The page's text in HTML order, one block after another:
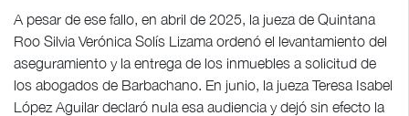
A pesar de ese fallo, en abril de 2025, la jueza de Quintana
Roo Silvia Verónica Solís Lizama ordenó el levantamiento del
aseguramiento y la entrega de los inmuebles a solicitud de
los abogados de Barbachano. En junio, la jueza Teresa Isabel
López Aguilar declaró nula esa audiencia y dejó sin efecto la